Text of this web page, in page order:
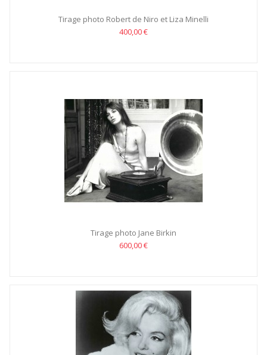
Tirage photo Robert de Niro et Liza Minelli
400,00 €
Tirage photo Jane Birkin
600,00 €